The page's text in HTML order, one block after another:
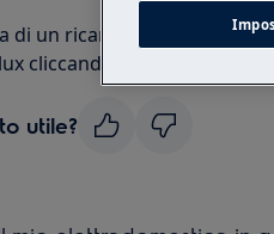
di un ricambio, puoi visitare
cliccando sul seguente link:
utile?